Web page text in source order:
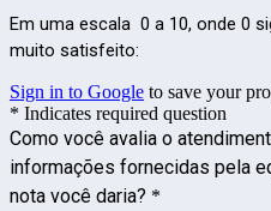
Em uma escala 0 a 10, onde 0
muito satisfeito:
Sign in to Google to save your
* Indicates required question
Como você avalia o
informações fornecidas pela
nota você daria? *